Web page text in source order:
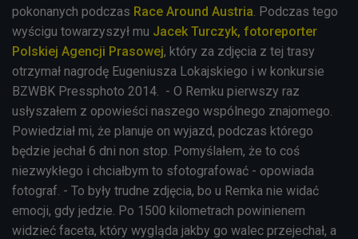
pokonanych podczas Race Around Austria. Podczas tego
wyścigu towarzyszył mu Jacek Turczyk, fotoreporter
Polskiej Agencji Prasowej, który za zdjęcia z tej trasy
otrzymał nagrodę Eugeniusza Lokajskiego i w konkursie
BZWBK Pressphoto 2014. - O Remku pierwszy raz
usłyszałem z opowieści naszego wspólnego znajomego.
Powiedział mi, że planuje on wyjazd, podczas którego
będzie jechał 6 dni non stop. Pomyślałem, że to coś
niezwykłego i chciałbym to sfotografować - opowiada
fotograf. - To były trudne zdjęcia, bo u Remka nie widać
emocji, gdy jedzie. Po 1500 kilometrach powinienem
widzieć faceta, który wygląda jakby go walec przejechał, a